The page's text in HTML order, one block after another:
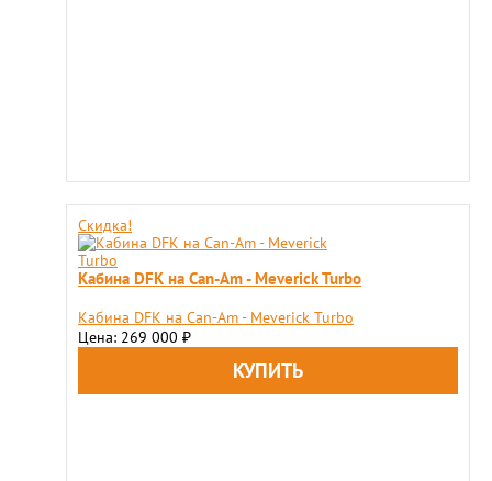
Скидка!
Кабина DFK на Can-Am - Meverick Turbo
Кабина DFK на Can-Am - Meverick Turbo
Цена: 269 000 ₽